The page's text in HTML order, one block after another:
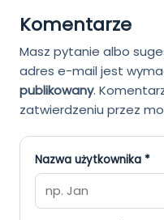
Komentarze
Masz pytanie albo
adres e-mail jest
publikowany.
zatwierdzeniu przez
Nazwa użytkownika *